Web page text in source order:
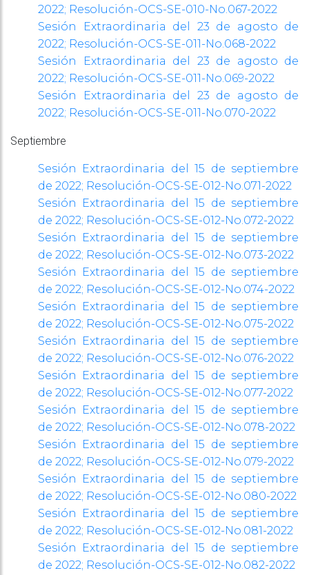
2022; Resolución-OCS-SE-010-No.067-2022
Sesión Extraordinaria del 23 de agosto de
2022; Resolución-OCS-SE-011-No.068-2022
Sesión Extraordinaria del 23 de agosto de
2022; Resolución-OCS-SE-011-No.069-2022
Sesión Extraordinaria del 23 de agosto de
2022; Resolución-OCS-SE-011-No.070-2022
Septiembre
Sesión Extraordinaria del 15 de septiembre
de 2022; Resolución-OCS-SE-012-No.071-2022
Sesión Extraordinaria del 15 de septiembre
de 2022; Resolución-OCS-SE-012-No.072-2022
Sesión Extraordinaria del 15 de septiembre
de 2022; Resolución-OCS-SE-012-No.073-2022
Sesión Extraordinaria del 15 de septiembre
de 2022; Resolución-OCS-SE-012-No.074-2022
Sesión Extraordinaria del 15 de septiembre
de 2022; Resolución-OCS-SE-012-No.075-2022
Sesión Extraordinaria del 15 de septiembre
de 2022; Resolución-OCS-SE-012-No.076-2022
Sesión Extraordinaria del 15 de septiembre
de 2022; Resolución-OCS-SE-012-No.077-2022
Sesión Extraordinaria del 15 de septiembre
de 2022; Resolución-OCS-SE-012-No.078-2022
Sesión Extraordinaria del 15 de septiembre
de 2022; Resolución-OCS-SE-012-No.079-2022
Sesión Extraordinaria del 15 de septiembre
de 2022; Resolución-OCS-SE-012-No.080-2022
Sesión Extraordinaria del 15 de septiembre
de 2022; Resolución-OCS-SE-012-No.081-2022
Sesión Extraordinaria del 15 de septiembre
de 2022; Resolución-OCS-SE-012-No.082-2022